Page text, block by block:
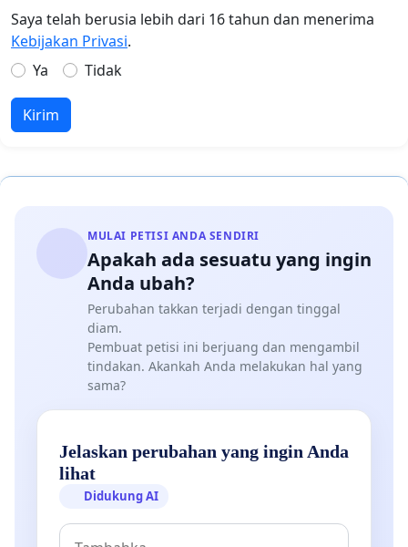
Saya telah berusia lebih dari 16 tahun dan menerima
Kebijakan Privasi.
Ya
Tidak
Kirim
MULAI PETISI ANDA SENDIRI
Apakah ada sesuatu yang ingin
Anda ubah?
Perubahan takkan terjadi dengan tinggal
diam.
Pembuat petisi ini berjuang dan mengambil
tindakan. Akankah Anda melakukan hal yang
sama?
Jelaskan perubahan yang ingin Anda
lihat
Didukung AI